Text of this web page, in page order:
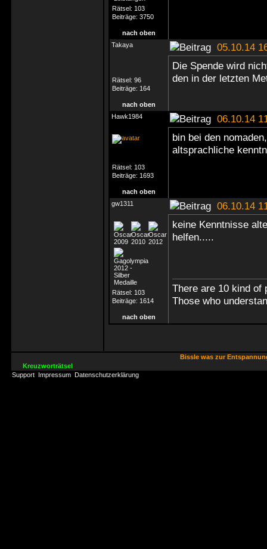
Rätsel: 103
Beiträge: 3750
nach oben
Takaya
05.10.14
Rätsel: 96
Beiträge: 164
Die Spende wird
den in der letzten
nach oben
Hawk1984
06.10.14
Rätsel: 103
Beiträge: 1693
bin bei den
altsprachliche
nach oben
gw1311
06.10.14
Rätsel: 103
Beiträge: 1614
keine Kenntnisse
helfen.....
There are 10 kind of
Those who
nach oben
Bissle was zur
Kreuzworträtsel
Support Impressum Datenschutzerklärung